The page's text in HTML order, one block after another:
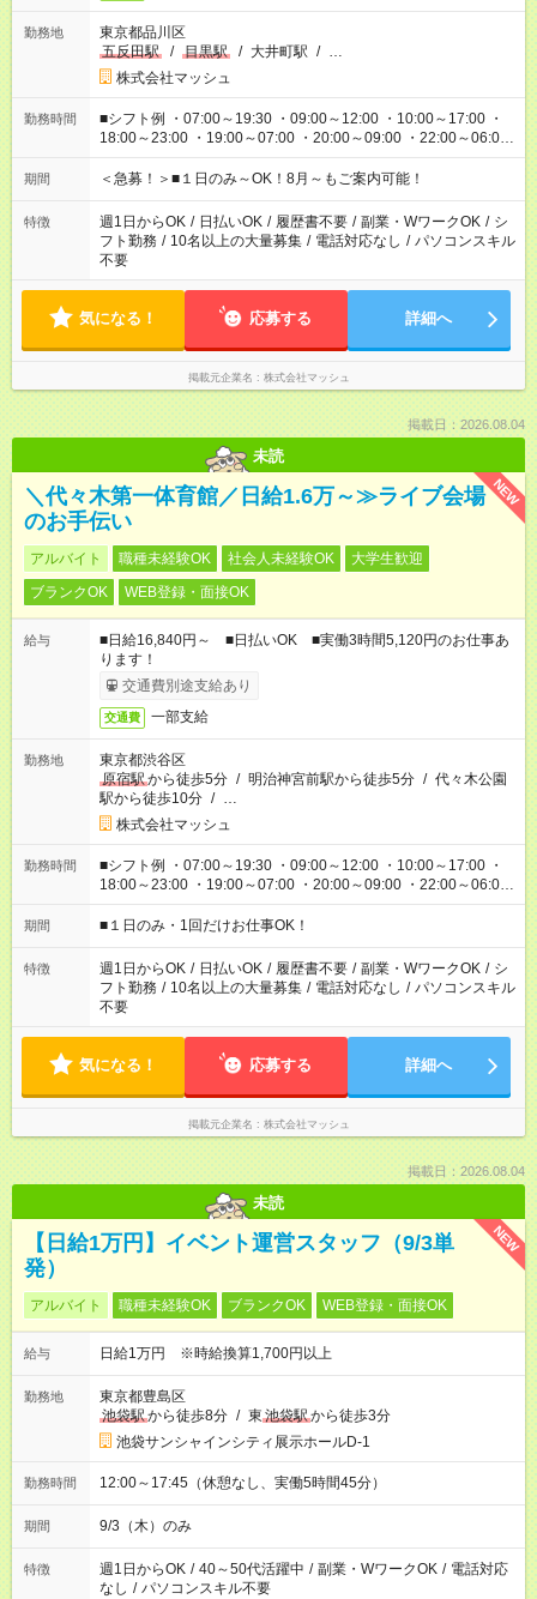
勤務地
東京都品川区
五反田駅
/ 目黒駅 / 大井町駅 / …
株式会社マッシュ
勤務時間
■シフト例 ・07:00～19:30 ・09:00～12:00 ・10:00～17:00 ・
18:00～23:00 ・19:00～07:00 ・20:00～09:00 ・22:00～06:00
etc ★最短で3時間で5,120円のお仕事から 15時間で2万円近く稼
げるお仕事も！ ご希望のお時間に合わせてご紹介！ ※シフトは
ください！
期間 ＜急募！＞■１日のみ～OK！8月～もご案内可能！
特徴 週1日からOK / 日払いOK / 履歴書不要 / 副業・WワークOK / シ
フト勤務 / 10名以上の大量募集 / 電話対応なし / パソコンスキル
不要
気になる！ 応募する 詳細へ
掲載元企業名 株式会社マッシュ
掲載日：2026.08.04
未読
NEW
＼代々木第一体育館／日給1.6万～≫ライブ会場
のお手伝い
アルバイト 職種未経験OK 社会人未経験OK
大学生歓迎
ブランクOK
WEB登録・面接OK
給与
■日給16,840円～ ■日払いOK ■実働3時間5,120円のお仕事あ
ります！
交通費別途支給あり
交通費 一部支給
勤務地
東京都渋谷区
原宿駅から徒歩5分 / 明治神宮前駅から徒歩5分 / 代々木公園
駅から徒歩10分 / …
株式会社マッシュ
勤務時間
■シフト例 ・07:00～19:30 ・09:00～12:00 ・10:00～17:00 ・
18:00～23:00 ・19:00～07:00 ・20:00～09:00 ・22:00～06:00
etc ★最短で3時間で5,120円のお仕事から 15時間で2万円近く稼
げるお仕事も！ ご希望のお時間に合わせてご紹介！ ※シフトは
ください！
期間 ■１日のみ・1回だけお仕事OK！
特徴 週1日からOK / 日払いOK / 履歴書不要 / 副業・WワークOK / シ
フト勤務 / 10名以上の大量募集 / 電話対応なし / パソコンスキル
不要
気になる！ 応募する 詳細へ
掲載元企業名 株式会社マッシュ
掲載日：2026.08.04
未読
NEW
【日給1万円】イベント運営スタッフ（9/3単
発）
アルバイト 職種未経験OK ブランクOK WEB登録・面接OK
給与 日給1万円 ※時給換算1,700円以上
勤務地
東京都豊島区
池袋駅から徒歩8分 / 東 池袋駅から徒歩3分
池袋サンシャインシティ展示ホールD-1
勤務時間 12:00～17:45（休憩なし、実働5時間45分）
期間 9/3（木）のみ
特徴 週1日からOK / 40～50代活躍中 / 副業・WワークOK / 電話対応
なし / パソコンスキル不要